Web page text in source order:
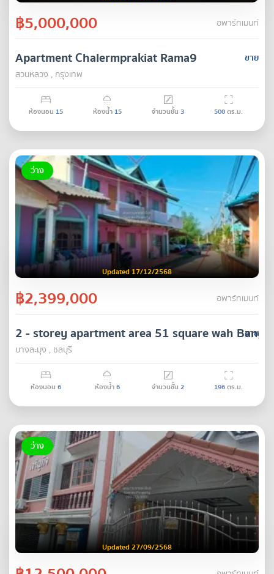
฿5,000,000 อพาร์ทเมนท์
ขาย
Apartment Chalermprakiat Rama9
สวนหลวง , กรุงเทพ
ห้องนอน 15 ห้องน้ำ 15 จำนวนชั้น 3 500ตร.ม.
ว่าง
Updated 17/12/2568
฿2,399,000 อพาร์ทเมนท์
ขาย
2 - storey apartment area 51 square wah Bang
บางละมุง , ชลบุรี
ห้องนอน 6 ห้องน้ำ6 จำนวนชั้น 2 196ตร.ม.
ว่าง
Updated 27/09/2568